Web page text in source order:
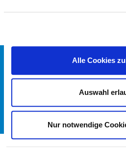
Alle Cookies
Auswahl
Nur notwendige
IMPRESSUM